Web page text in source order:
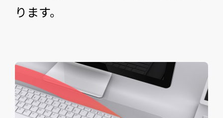
ります。